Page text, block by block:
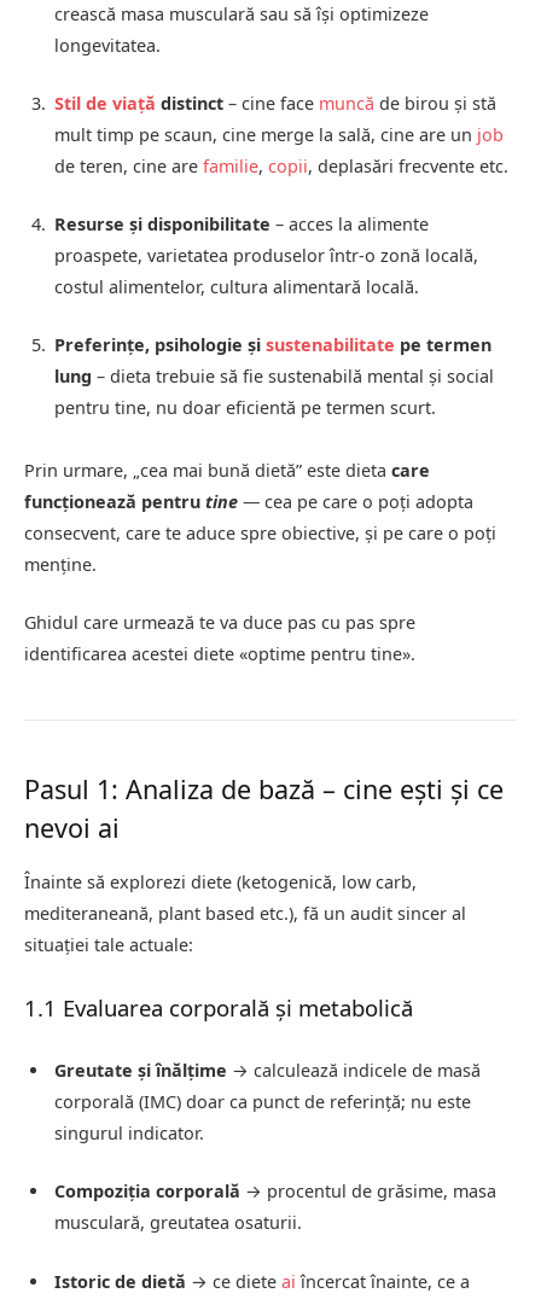
crească masa musculară sau să își optimizeze
longevitatea.
Stil de viață distinct – cine face muncă de birou și stă
mult timp pe scaun, cine merge la sală, cine are un job
de teren, cine are familie, copii, deplasări frecvente etc.
Resurse și disponibilitate – acces la alimente
proaspete, varietatea produselor într‑o zonă locală,
costul alimentelor, cultura alimentară locală.
Preferințe, psihologie și sustenabilitate pe termen
lung – dieta trebuie să fie sustenabilă mental și social
pentru tine, nu doar eficientă pe termen scurt.
Prin urmare, „cea mai bună dietă” este dieta care
funcționează pentru tine — cea pe care o poți adopta
consecvent, care te aduce spre obiective, și pe care o poți
menține.
Ghidul care urmează te va duce pas cu pas spre
identificarea acestei diete «optime pentru tine».
Pasul 1: Analiza de bază – cine ești și ce
nevoi ai
Înainte să explorezi diete (ketogenică, low carb,
mediteraneană, plant based etc.), fă un audit sincer al
situației tale actuale:
1.1 Evaluarea corporală și metabolică
Greutate și înălțime → calculează indicele de masă
corporală (IMC) doar ca punct de referință; nu este
singurul indicator.
Compoziția corporală → procentul de grăsime, masa
musculară, greutatea osaturii.
Istoric de dietă → ce diete ai încercat înainte, ce a